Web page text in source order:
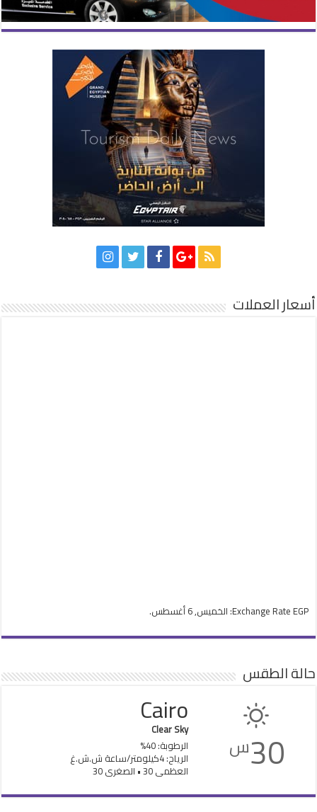
أسعار العملات
Exchange Rate EGP : الخميس, 6 أغسطس.
حالة الطقس
30س
Cairo
Clear Sky
الرطوبة: 40%
الرياح: 4كيلومتر/ساعة ش.ش.غ
العظمى 30 • الصغرى 30